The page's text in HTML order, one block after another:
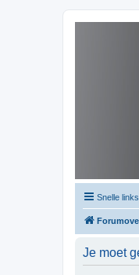
Snelle links
Je moet